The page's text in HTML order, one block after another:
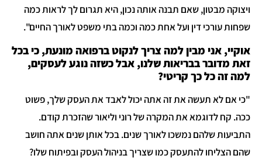
מבטון, שאם תבנה אותה נכון, היא תגרום לך לראות כמה
עורכי דין ועל אחת כמה וכמה בתי משפט לאורך החיים".
אני מבין למה צריך לנקוט ברפואה מונעת, כי בכל
מדובר בבריאות שלנו, אבל כשזה נוגע לעסקים,
זה כל כך קריטי?
אם לא תעשה את זה אתה יכול לאבד את העסק שלך, פשוט
קח לדוגמא את המקרה של רוני וליאור שהזכרת קודם.
שלהם נמשכו לאורך שנים. בכל אותן שנים אתה חושב
הצליחו להתעסק כמו שצריך בניהול העסק ובפיתוח שלו?